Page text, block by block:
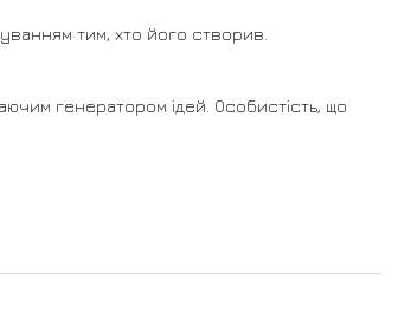
тим, хто його створив.
генератором ідей. Особистість, що